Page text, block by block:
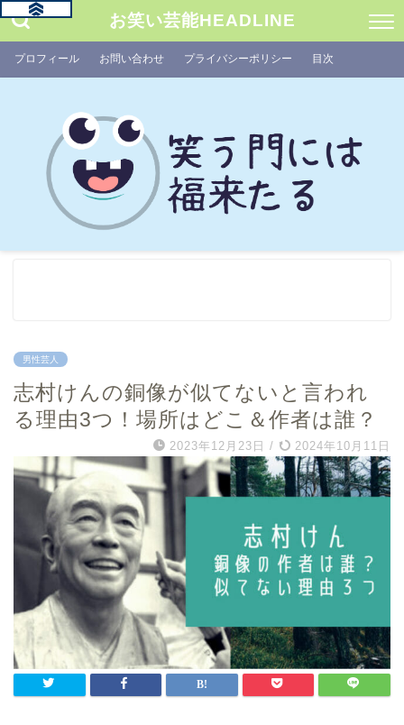
お笑い芸能HEADLINE
プロフィール お問い合わせ プライバシーポリシー 目次
男性芸人
志村けんの銅像が似てないと言われ
る理由3つ！場所はどこ＆作者は誰？
2023年12月23日 / 2024年10月11日